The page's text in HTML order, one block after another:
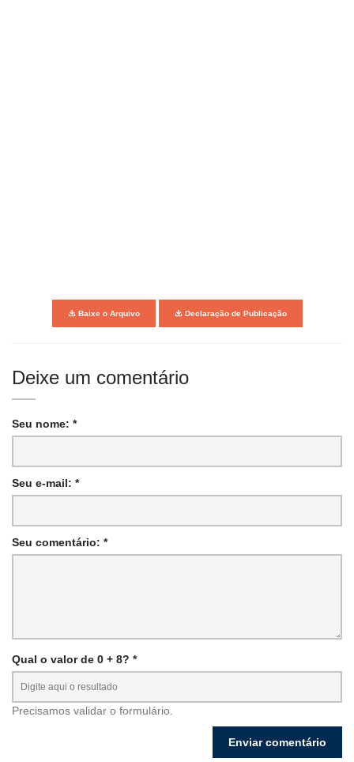
Baixe o Arquivo Declaração de Publicação
Deixe um comentário
Seu nome: *
Seu e-mail: *
Seu comentário: *
Qual o valor de 0 + 8? *
Precisamos validar o formulário.